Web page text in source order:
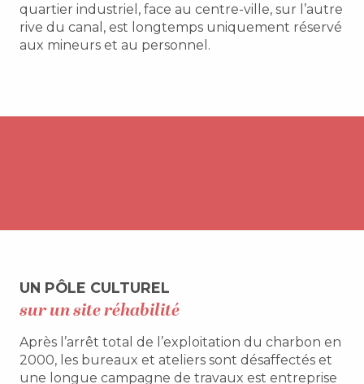
quartier industriel, face au centre-ville, sur l’autre
rive du canal, est longtemps uniquement réservé
aux mineurs et au personnel.
UN PÔLE CULTUREL
sur un site réhabilité
Après l’arrêt total de l’exploitation du charbon en
2000, les bureaux et ateliers sont désaffectés et
une longue campagne de travaux est entreprise